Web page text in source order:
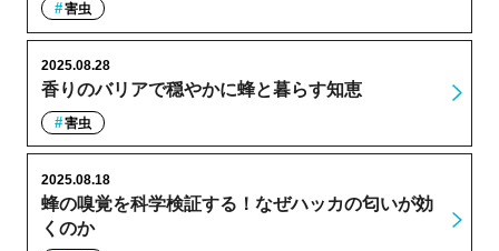
害虫
香りのバリアで穏やかに蜂と暮らす知恵
2025.08.28
害虫
蜂の嗅覚を科学検証する！なぜハッカの匂いが効
くのか
2025.08.18